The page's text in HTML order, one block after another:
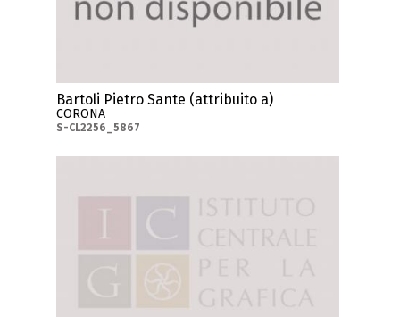
Bartoli Pietro Sante (attribuito a)
CORONA
S-CL2256_5867